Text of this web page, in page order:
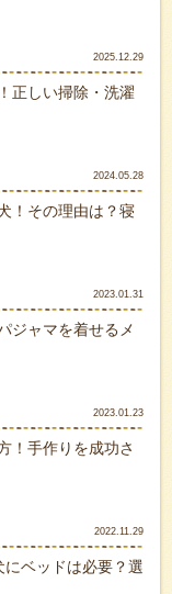
2025.12.29
正しい掃除・洗濯
2024.05.28
！その理由は？寝
2023.01.31
ジャマを着せるメ
2023.01.23
！手作りを成功さ
2022.11.29
にベッドは必要？選